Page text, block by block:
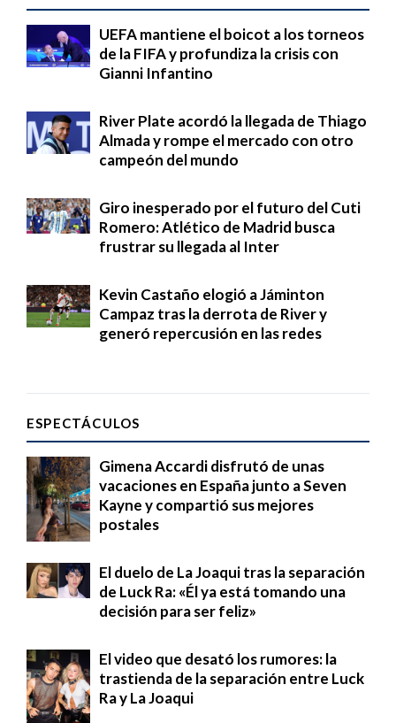
UEFA mantiene el boicot a los torneos
de la FIFA y profundiza la crisis con
Gianni Infantino
River Plate acordó la llegada de Thiago
Almada y rompe el mercado con otro
campeón del mundo
Giro inesperado por el futuro del Cuti
Romero: Atlético de Madrid busca
frustrar su llegada al Inter
Kevin Castaño elogió a Jáminton
Campaz tras la derrota de River y
generó repercusión en las redes
ESPECTÁCULOS
Gimena Accardi disfrutó de unas
vacaciones en España junto a Seven
Kayne y compartió sus mejores
postales
El duelo de La Joaqui tras la separación
de Luck Ra: «Él ya está tomando una
decisión para ser feliz»
El video que desató los rumores: la
trastienda de la separación entre Luck
Ra y La Joaqui